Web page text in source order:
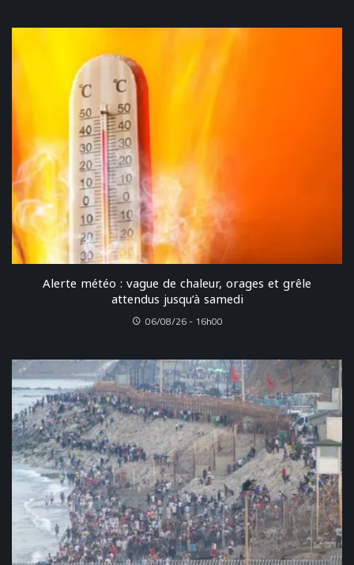
Alerte météo : vague de chaleur, orages et grêle
attendus jusqu’à samedi
06/08/26 - 16h00